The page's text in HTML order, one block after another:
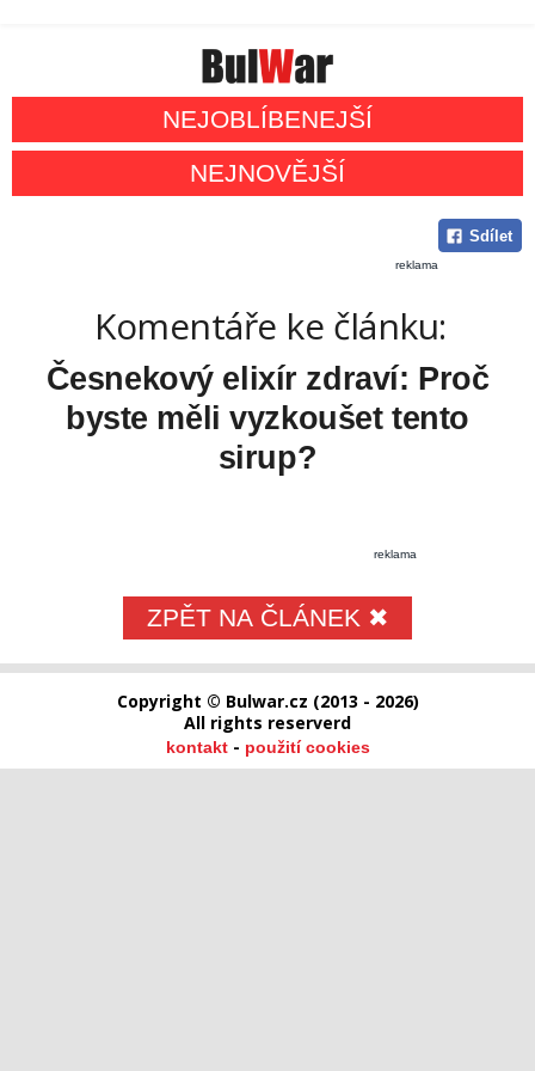
NEJOBLÍBENEJŠÍ
NEJNOVĚJŠÍ
Sdílet
reklama
Komentáře ke článku:
Česnekový elixír zdraví: Proč
byste měli vyzkoušet tento
sirup?
reklama
ZPĚT NA ČLÁNEK ✖
Copyright © Bulwar.cz (2013 - 2026)
All rights reserverd
kontakt- použití cookies